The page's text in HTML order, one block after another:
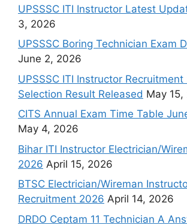
UPSSSC ITI Instructor Latest
3, 2026
UPSSSC Boring Technician Exam
June 2, 2026
UPSSSC ITI Instructor Recruitment
Selection Result Released May 15,
CITS Annual Exam Time Table
May 4, 2026
Bihar ITI Instructor Electrician/
2026 April 15, 2026
BTSC Electrician/Wireman
Recruitment 2026 April 14, 2026
DRDO Ceptam 11 Technician A